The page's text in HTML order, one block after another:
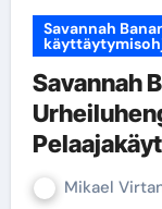
Savannah
Savannah
Mikael